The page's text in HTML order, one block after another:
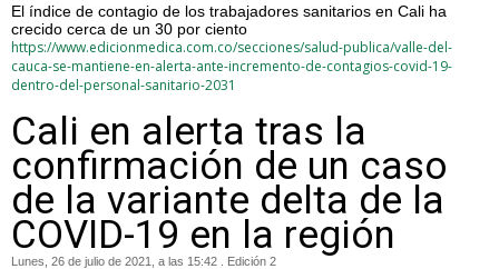
El índice de contagio de los trabajadores sanitarios en Cali ha
crecido cerca de un 30 por ciento
https://www.edicionmedica.com.co/secciones/salud-publica/valle-del-
cauca-se-mantiene-en-alerta-ante-incremento-de-contagios-covid-19-
dentro-del-personal-sanitario-2031
Cali en alerta tras la
confirmación de un caso
de la variante delta de la
COVID-19 en la región
Lunes, 26 de julio de 2021, a las 15:42 . Edición 2